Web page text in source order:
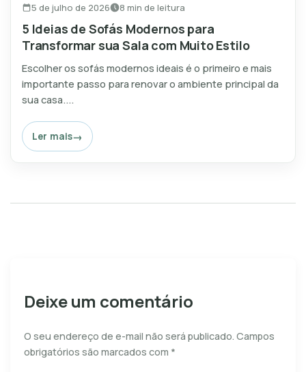
5 de julho de 2026 8 min de leitura
5 Ideias de Sofás Modernos para
Transformar sua Sala com Muito Estilo
Escolher os sofás modernos ideais é o primeiro e mais
importante passo para renovar o ambiente principal da
sua casa....
Ler mais
Deixe um comentário
O seu endereço de e-mail não será publicado. Campos
obrigatórios são marcados com *